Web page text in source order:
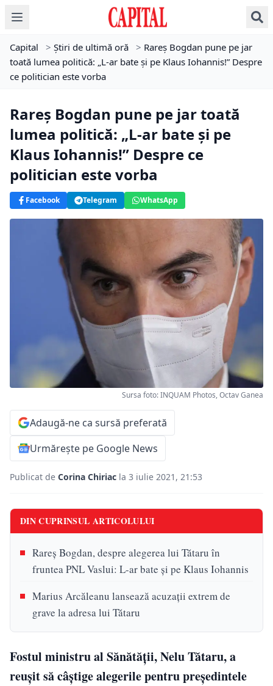
Capital > Știri de ultimă oră > Rareș Bogdan pune pe jar
toată lumea politică: „L-ar bate și pe Klaus Iohannis!” Despre
ce politician este vorba
Rareș Bogdan pune pe jar toată
lumea politică: „L-ar bate și pe
Klaus Iohannis!” Despre ce
politician este vorba
Facebook Telegram WhatsApp
Sursa foto: INQUAM Photos, Octav Ganea
Adaugă-ne ca sursă preferată
Urmărește pe Google News
Publicat de Corina Chiriac la 3 iulie 2021, 21:53
DIN CUPRINSUL ARTICOLULUI
Rareș Bogdan, despre alegerea lui Tătaru în
fruntea PNL Vaslui: L-ar bate și pe Klaus Iohannis
Marius Arcăleanu lansează acuzații extrem de
grave la adresa lui Tătaru
Fostul ministru al Sănătății, Nelu Tătaru, a
reușit să câștige alegerile pentru președintele